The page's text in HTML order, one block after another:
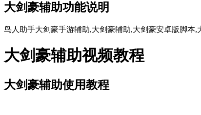
大剑豪辅助功能说明
鸟人助手大剑豪手游辅助,大剑豪辅助,大剑豪安卓版脚本
大剑豪辅助视频教程
大剑豪辅助使用教程